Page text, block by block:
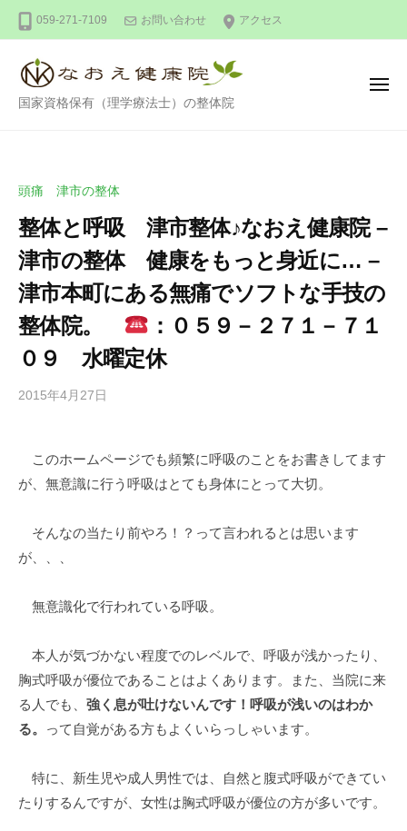
ン
059-271-7109 お問い合わせ アクセス
整
健
康
院
国家資格保有（理学療法士）の整体院
メ
頭痛 津市の整体
整体と呼吸 津市整体♪なおえ健康院 –
津市の整体 健康をもっと身近に… –
津市本町にある無痛でソフトな手技の
整体院。
：０５９－２７１－７１
０９ 水曜定休
2015年4月27日
e
s
@
e
.
j
p
の
コ
ン
このホームページでも頻繁に呼吸のことをお書きしてます
が、無意識に行う呼吸はとても身体にとって大切。
そんなの当たり前やろ！？って言われるとは思います
が、、、
無意識化で行われている呼吸。
本人が気づかない程度でのレベルで、呼吸が浅かったり、
胸式呼吸が優位であることはよくあります。また、当院に来
る人でも、 強く息が吐けないんです！呼吸が浅いのはわか
る。
って自覚がある方もよくいらっしゃいます。
特に、新生児や成人男性では、自然と腹式呼吸ができてい
たりするんですが、女性は胸式呼吸が優位の方が多いです。
体
な
お
え
健